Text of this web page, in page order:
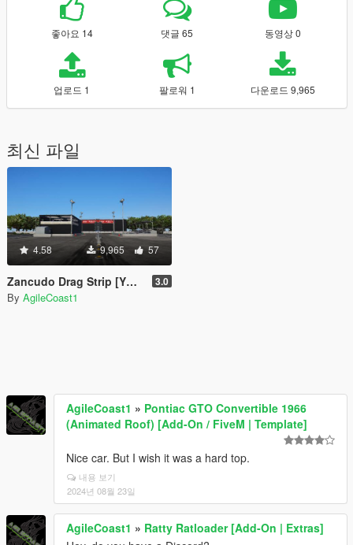
좋아요 14 댓글 65 동영상 0
업로드 1 팔로워 1 다운로드 9,965
최신 파일
4.58 9,965 57
Zancudo Drag Strip [YMAP] 3.0
By AgileCoast1
AgileCoast1 » Pontiac GTO Convertible 1966
(Animated Roof) [Add-On / FiveM | Template]
Nice car. But I wish it was a hard top.
내용 보기
2024년 08월 23일
AgileCoast1 » Ratty Ratloader [Add-On | Extras]